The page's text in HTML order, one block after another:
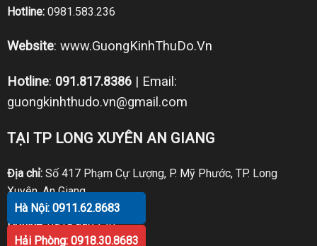
Hotline: 0981.583.236
Website: www.GuongKinhThuDo.Vn
Hotline: 091.817.8386| Email:
guongkinhthudo.vn@gmail.com
TẠI TP LONG XUYÊN AN GIANG
Địa chỉ:Số 417 Phạm Cự Lượng, P. Mỹ Phước, TP. Long
Xuyên, An Giang
Hotline: 0919.998.236
Hà Nội: 0911.62.8683
Hải Phòng: 0918.30.8683